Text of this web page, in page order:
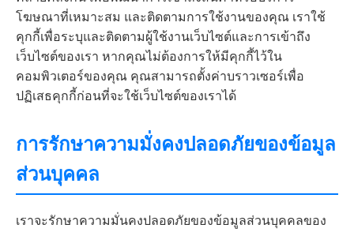
โฆษณาที่เหมาะสม และติดตามการใช้งานของคุณ เราใช้
คุกกี้เพื่อระบุและติดตามผู้ใช้งานเว็บไซต์และการเข้าถึง
เว็บไซต์ของเรา หากคุณไม่ต้องการให้มีคุกกี้ไว้ใน
คอมพิวเตอร์ของคุณ คุณสามารถตั้งค่าบราวเซอร์เพื่อ
ปฏิเสธคุกกี้ก่อนที่จะใช้เว็บไซต์ของเราได้
การรักษาความมั่งคงปลอดภัยของข้อมูล
ส่วนบุคคล
เราจะรักษาความมั่นคงปลอดภัยของข้อมูลส่วนบุคคลของ